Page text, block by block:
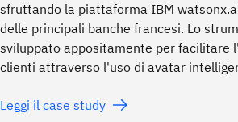
sfruttando la piattaforma IBM
delle principali banche francesi. Lo
sviluppato appositamente per facilitare
clienti attraverso l'uso di avatar
Leggi il case study